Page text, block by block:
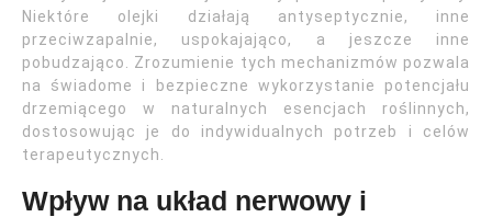
Niektóre olejki działają antyseptycznie, inne
przeciwzapalnie, uspokajająco, a jeszcze inne
pobudzająco. Zrozumienie tych mechanizmów pozwala
na świadome i bezpieczne wykorzystanie potencjału
drzemiącego w naturalnych esencjach roślinnych,
dostosowując je do indywidualnych potrzeb i celów
terapeutycznych.
Wpływ na układ nerwowy i